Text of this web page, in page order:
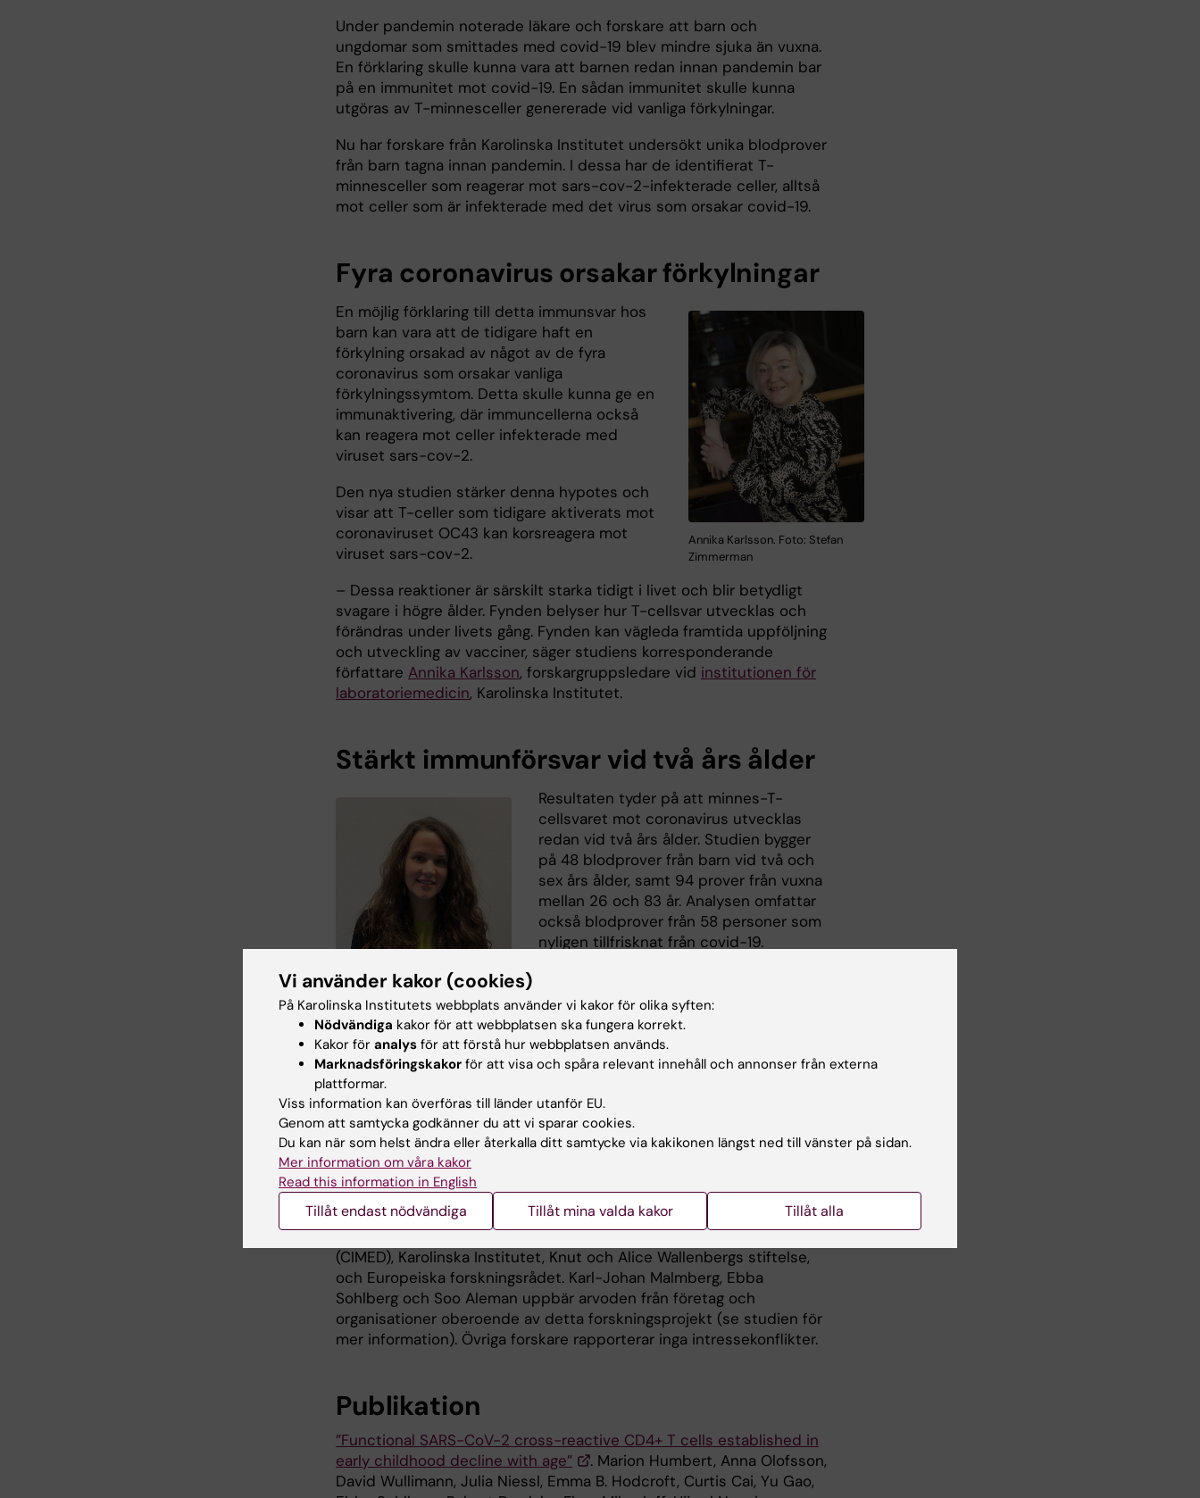
Under pandemin noterade läkare och forskare att barn och
ungdomar som smittades med covid-19 blev mindre sjuka än vuxna.
En förklaring skulle kunna vara att barnen redan innan pandemin bar
på en immunitet mot covid-19. En sådan immunitet skulle kunna
utgöras av T-minnesceller genererade vid vanliga förkylningar.
Nu har forskare från Karolinska Institutet undersökt unika blodprover
från barn tagna innan pandemin. I dessa har de identifierat T-
minnesceller som reagerar mot sars-cov-2-infekterade celler, alltså
mot celler som är infekterade med det virus som orsakar covid-19.
Fyra coronavirus orsakar förkylningar
Annika Karlsson. Foto: Stefan
Zimmerman
En möjlig förklaring till detta immunsvar hos
barn kan vara att de tidigare haft en
förkylning orsakad av något av de fyra
coronavirus som orsakar vanliga
förkylningssymtom. Detta skulle kunna ge en
immunaktivering, där immuncellerna också
kan reagera mot celler infekterade med
viruset sars-cov-2.
Den nya studien stärker denna hypotes och
visar att T-celler som tidigare aktiverats mot
coronaviruset OC43 kan korsreagera mot
viruset sars-cov-2.
– Dessa reaktioner är särskilt starka tidigt i livet och blir betydligt
svagare i högre ålder. Fynden belyser hur T-cellsvar utvecklas och
förändras under livets gång. Fynden kan vägleda framtida uppföljning
och utveckling av vacciner, säger studiens korresponderande
författare Annika Karlsson, forskargruppsledare vid institutionen för
laboratoriemedicin, Karolinska Institutet.
Stärkt immunförsvar vid två års ålder
Marion Humbert. Foto: Privat
Resultaten tyder på att minnes-T-
cellsvaret mot coronavirus utvecklas
redan vid två års ålder. Studien bygger
på 48 blodprover från barn vid två och
sex års ålder, samt 94 prover från vuxna
mellan 26 och 83 år. Analysen omfattar
också blodprover från 58 personer som
nyligen tillfrisknat från covid-19.
motsvarande studier av yngre och äldre
barn, tonåringar och unga vuxna för att
bättre kunna följa immunsvaret mot
coronavirus från barndom till vuxen ålder, sägerMarion Humbert,
postdoc vid
Institutet, och delad försteförfattare, tillsammans med
Olofsson, doktorand vid institutionen för laboratoriemedicin.
Forskningen har varit ett samarbete mellan forskare vid Karolinska
Institutet, Universitetet i Bern, Schweiz, Oslo universitet, Norge, och
Linköpings universitet.
Forskningen finansierades av Vetenskapsrådet, Region Stockholm
(CIMED), Karolinska Institutet, Knut och Alice Wallenbergs stiftelse,
och Europeiska forskningsrådet. Karl-Johan Malmberg, Ebba
Sohlberg och Soo Aleman uppbär arvoden från företag och
organisationer oberoende av detta forskningsprojekt (se studien för
mer information). Övriga forskare rapporterar inga intressekonflikter.
Publikation
”Functional SARS-CoV-2 cross-reactive CD4+ T cells established in
early childhood decline with age”
. Marion Humbert, Anna Olofsson,
David Wullimann, Julia Niessl, Emma B. Hodcroft, Curtis Cai, Yu Gao,
Vi använder kakor (cookies)
På Karolinska Institutets webbplats använder vi kakor för olika syften:
Nödvändiga kakor för att webbplatsen ska fungera korrekt.
Kakor för analys för att förstå hur webbplatsen används.
Marknadsföringskakor för att visa och spåra relevant innehåll och annonser från externa
plattformar.
Viss information kan överföras till länder utanför EU.
Genom att samtycka godkänner du att vi sparar cookies.
Du kan när som helst ändra eller återkalla ditt samtycke via kakikonen längst ned till vänster på sidan.
Mer information om våra kakor
Read this information in English
Tillåt endast nödvändiga Tillåt mina valda kakor Tillåt alla